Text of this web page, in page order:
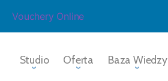
Vouchery Online
Studio Oferta Baza Wiedzy